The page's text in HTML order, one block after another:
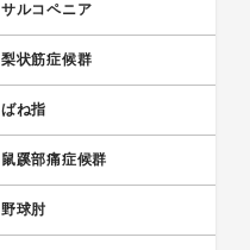
サルコペニア
梨状筋症候群
ばね指
鼠蹊部痛症候群
野球肘